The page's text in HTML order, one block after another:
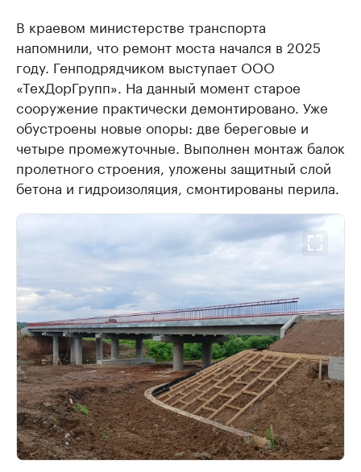
В краевом министерстве транспорта
напомнили, что ремонт моста начался в 2025
году. Генподрядчиком выступает ООО
«ТехДорГрупп». На данный момент старое
сооружение практически демонтировано. Уже
обустроены новые опоры: две береговые и
четыре промежуточные. Выполнен монтаж балок
пролетного строения, уложены защитный слой
бетона и гидроизоляция, смонтированы перила.